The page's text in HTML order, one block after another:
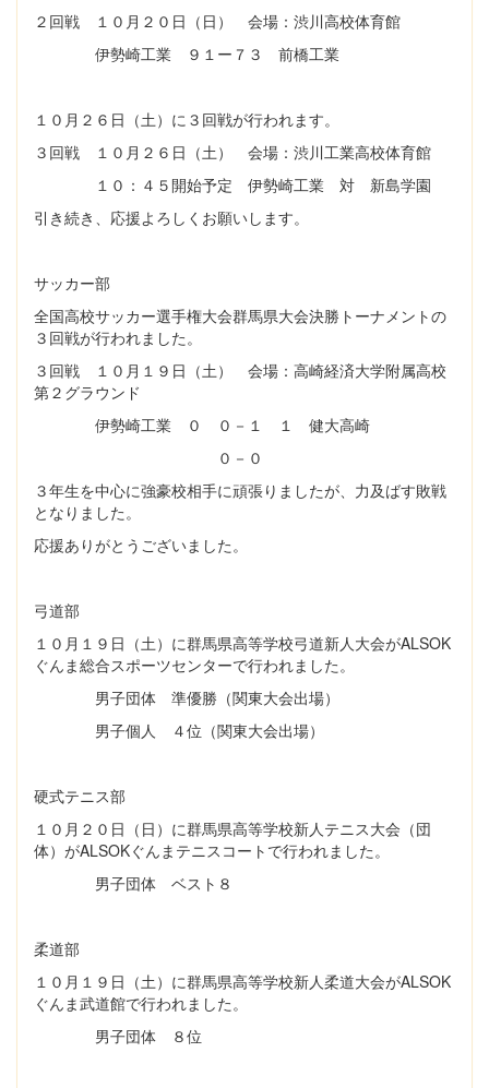
２回戦 １０月２０日（日） 会場：渋川高校体育館
伊勢崎工業 ９１ー７３ 前橋工業
１０月２６日（土）に３回戦が行われます。
３回戦 １０月２６日（土） 会場：渋川工業高校体育館
１０：４５開始予定 伊勢崎工業 対 新島学園
引き続き、応援よろしくお願いします。
サッカー部
全国高校サッカー選手権大会群馬県大会決勝トーナメントの
３回戦が行われました。
３回戦 １０月１９日（土） 会場：高崎経済大学附属高校
第２グラウンド
伊勢崎工業 ０ ０－１ １ 健大高崎
０－０
３年生を中心に強豪校相手に頑張りましたが、力及ばす敗戦
となりました。
応援ありがとうございました。
弓道部
１０月１９日（土）に群馬県高等学校弓道新人大会がALSOK
ぐんま総合スポーツセンターで行われました。
男子団体 準優勝（関東大会出場）
男子個人 ４位（関東大会出場）
硬式テニス部
１０月２０日（日）に群馬県高等学校新人テニス大会（団
体）がALSOKぐんまテニスコートで行われました。
男子団体 ベスト８
柔道部
１０月１９日（土）に群馬県高等学校新人柔道大会がALSOK
ぐんま武道館で行われました。
男子団体 ８位